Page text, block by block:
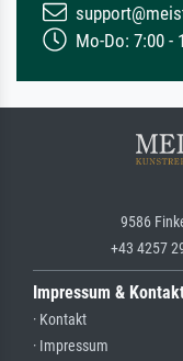
Mo-Do: 7:00 -
9586
+43 4257
Impressum &
· Kontakt
· Impressum